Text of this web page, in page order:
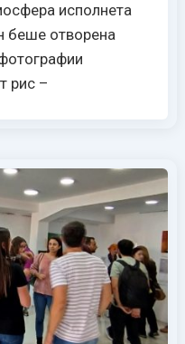
исполнета
беше отворена
рис –